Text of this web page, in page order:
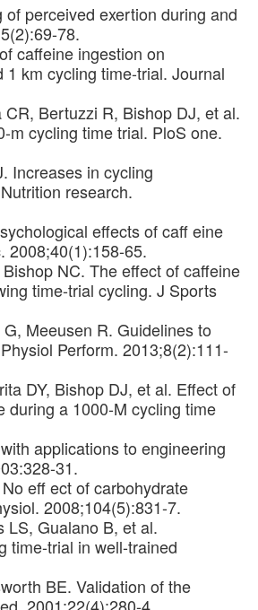
perceived exertion during and
78.
caffeine ingestion on
km cycling time-trial. Journal
Bertuzzi R, Bishop DJ, et al.
m cycling time trial. PloS one.
Increases in cycling
research.
effects of caff eine
2008;40(1):158-65.
NC. The effect of caffeine
time-trial cycling. J Sports
Meeusen R. Guidelines to
Perform. 2013;8(2):111-
DY, Bishop DJ, et al. Effect of
during a 1000-M cycling time
applications to engineering
31.
eff ect of carbohydrate
2008;104(5):831-7.
LS, Gualano B, et al.
time-trial in well-trained
BE. Validation of the
2001;22(4):280-4.